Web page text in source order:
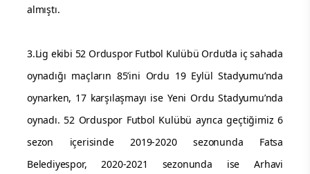
almıştı.
3.Lig ekibi 52 Orduspor Futbol Kulübü Ordu’da iç sahada
oynadığı maçların 85’ini Ordu 19 Eylül Stadyumu’nda
oynarken, 17 karşılaşmayı ise Yeni Ordu Stadyumu’nda
oynadı. 52 Orduspor Futbol Kulübü ayrıca geçtiğimiz 6
sezon içerisinde 2019-2020 sezonunda Fatsa
Belediyespor, 2020-2021 sezonunda ise Arhavi